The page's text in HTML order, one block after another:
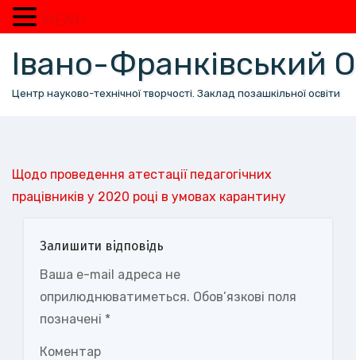
вмісту
Івано-Франківський
Центр науково-технічної творчості. Заклад позашкільної освіти
Щодо проведення атестації педагогічних
працівників у 2020 році в умовах карантину
Залишити відповідь
Ваша e-mail адреса не
оприлюднюватиметься. Обов’язкові поля
позначені *
Коментар
MENU